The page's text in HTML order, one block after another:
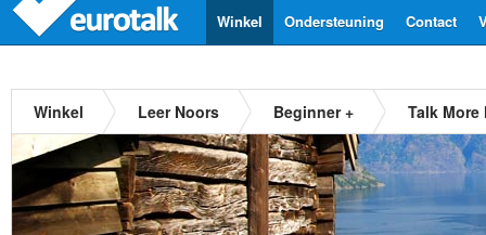
Contact
Ondersteuning
Winkel
Winkel Leer Noors Beginner + Talk More